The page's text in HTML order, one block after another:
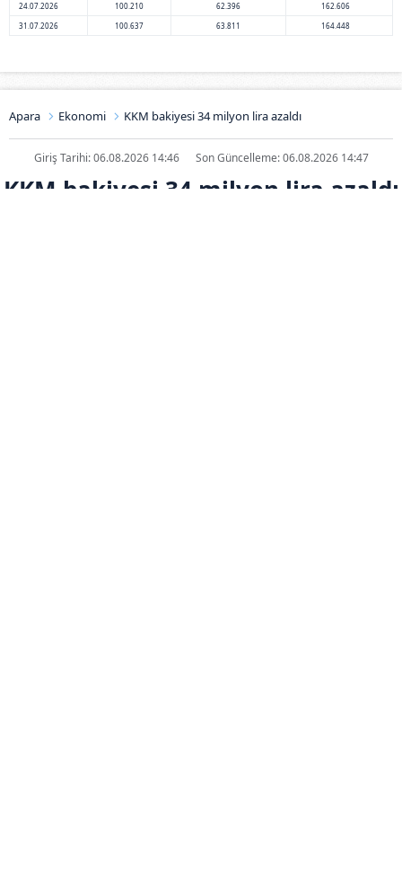
24.07.2026
100.210 62.396
162.606
31.07.2026
100.637 63.811 164.448
Apara Ekonomi KKM bakiyesi 34 milyon lira azaldı
Giriş Tarihi: 06.08.2026 14:46 Son Güncelleme: 06.08.2026 14:47
KKM bakiyesi 34 milyon lira azaldı